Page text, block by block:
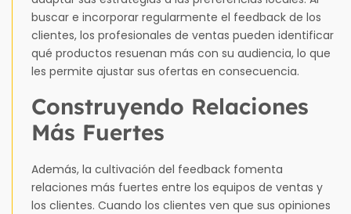
buscar e incorporar regularmente el feedback de los
clientes, los profesionales de ventas pueden identificar
qué productos resuenan más con su audiencia, lo que
les permite ajustar sus ofertas en consecuencia.
Construyendo Relaciones
Más Fuertes
Además, la cultivación del feedback fomenta
relaciones más fuertes entre los equipos de ventas y
los clientes. Cuando los clientes ven que sus opiniones